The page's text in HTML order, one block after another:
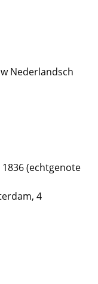
Nederlandsch
(echtgenote
4